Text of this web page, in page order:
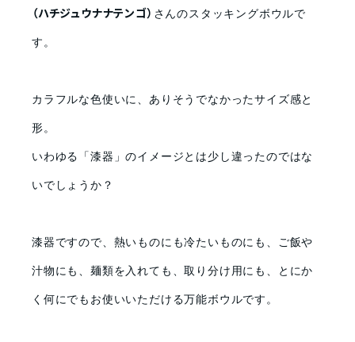
（ハチジュウナナテンゴ） さんのスタッキングボウルで
す。
カラフルな色使いに、ありそうでなかったサイズ感と
形。
いわゆる「漆器」のイメージとは少し違ったのではな
いでしょうか？
漆器ですので、熱いものにも冷たいものにも、ご飯や
汁物にも、麺類を入れても、取り分け用にも、とにか
く何にでもお使いいただける万能ボウルです。